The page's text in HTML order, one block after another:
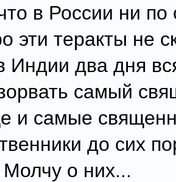
в России ни
эти теракты не
Индии два дня
самый
и самые
до сих
Молчу о них...